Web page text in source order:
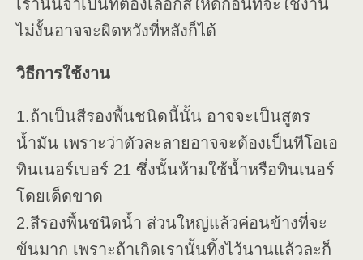
เรานั้นจำเป็นที่ต้องเลือกสีให้ดีก่อนที่จะใช้งาน
ไม่งั้นอาจจะผิดหวังที่หลังก็ได้
วิธีการใช้งาน
1.ถ้าเป็นสีรองพื้นชนิดนี้นั้น อาจจะเป็นสูตร
น้ำมัน เพราะว่าตัวละลายอาจจะต้องเป็นทีโอเอ
ทินเนอร์เบอร์ 21 ซึ่งนั้นห้ามใช้น้ำหรือทินเนอร์
โดยเด็ดขาด
2.สีรองพื้นชนิดน้ำ ส่วนใหญ่แล้วค่อนข้างที่จะ
ข้นมาก เพราะถ้าเกิดเรานั้นทิ้งไว้นานแล้วละก็